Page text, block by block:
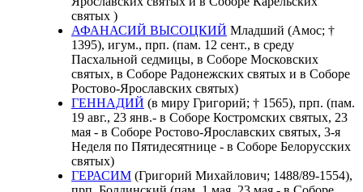
святых )
АФАНАСИЙ ВЫСОЦКИЙ Младший (Амос; †
1395), игум., прп. (пам. 12 сент., в среду
Пасхальной седмицы, в Соборе Московских
святых, в Соборе Радонежских святых и в Соборе
Ростово-Ярославских святых)
ГЕННАДИЙ (в миру Григорий; † 1565), прп. (пам.
19 авг., 23 янв.- в Соборе Костромских святых, 23
мая - в Соборе Ростово-Ярославских святых, 3-я
Неделя по Пятидесятнице - в Соборе Белорусских
святых)
ГЕРАСИМ (Григорий Михайлович; 1488/89-1554),